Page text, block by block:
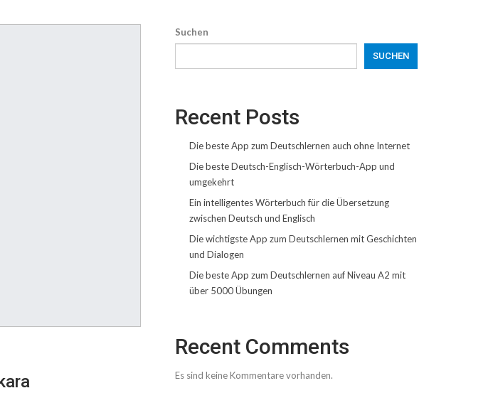
Suchen
SUCHEN
Recent Posts
Die beste App zum Deutschlernen auch ohne Internet
Die beste Deutsch-Englisch-Wörterbuch-App und
umgekehrt
Ein intelligentes Wörterbuch für die Übersetzung
zwischen Deutsch und Englisch
Die wichtigste App zum Deutschlernen mit Geschichten
und Dialogen
Die beste App zum Deutschlernen auf Niveau A2 mit
über 5000 Übungen
Recent Comments
Es sind keine Kommentare vorhanden.